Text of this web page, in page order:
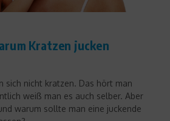
Kratzen jucken
sich nicht kratzen. Das hört man
weiß man es auch selber. Aber
warum sollte man eine juckende